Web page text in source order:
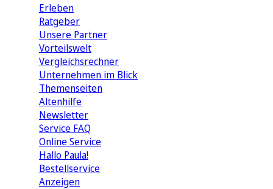
Erleben
Ratgeber
Unsere Partner
Vorteilswelt
Vergleichsrechner
Unternehmen im Blick
Themenseiten
Altenhilfe
Newsletter
Service FAQ
Online Service
Hallo Paula!
Bestellservice
Anzeigen